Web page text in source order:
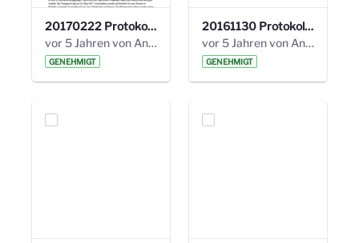
20170222 Protokoll 19. Steuerungskreis.pdf
vor 5 Jahren von Anni Schlumberger
GENEHMIGT
20161130 Protokoll 18. Steuerungskreis.pdf
vor 5 Jahren von Anni Schlumberger
GENEHMIGT